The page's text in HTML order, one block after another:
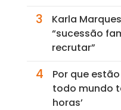
3
Karla
“sucessão
recrutar”
4
Por que
todo mundo
horas’